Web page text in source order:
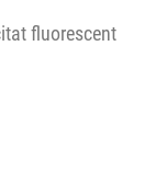
fluorescent